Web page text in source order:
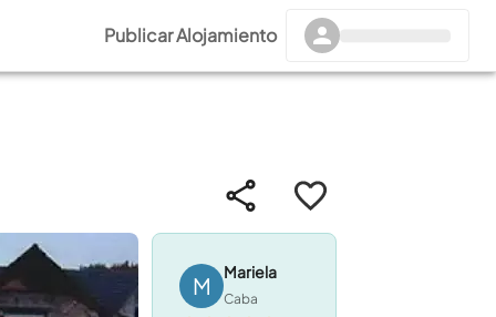
Publicar Alojamiento
M Mariela
Caba